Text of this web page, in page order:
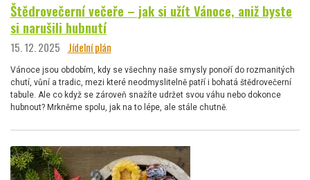
Štědrovečerní večeře – jak si užít Vánoce, aniž byste
si narušili hubnutí
15. 12. 2025 Jídelní plán
Vánoce jsou obdobím, kdy se všechny naše smysly ponoří do rozmanitých
chutí, vůní a tradic, mezi které neodmyslitelně patří i bohatá štědrovečerní
tabule. Ale co když se zároveň snažíte udržet svou váhu nebo dokonce
hubnout? Mrkněme spolu, jak na to lépe, ale stále chutně.